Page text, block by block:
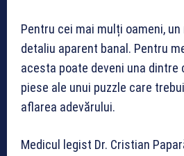
Pentru cei mai mulți oameni,
detaliu aparent banal. Pentru
acesta poate deveni una dintre
piese ale unui puzzle care
aflarea adevărului.
Medicul legist Dr. Cristian